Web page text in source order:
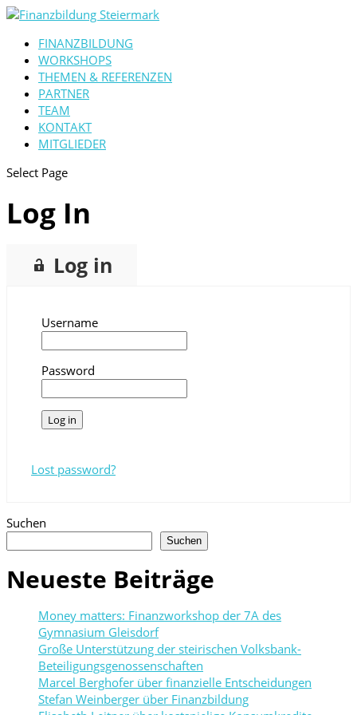
FINANZBILDUNG
WORKSHOPS
THEMEN & REFERENZEN
PARTNER
TEAM
KONTAKT
MITGLIEDER
Select Page
Log In
Log in
Username
Password
Lost password?
Suchen
Suchen
Neueste Beiträge
Money matters: Finanzworkshop der 7A des
Gymnasium Gleisdorf
Große Unterstützung der steirischen Volksbank-
Beteiligungsgenossenschaften
Marcel Berghofer über finanzielle Entscheidungen
Stefan Weinberger über Finanzbildung